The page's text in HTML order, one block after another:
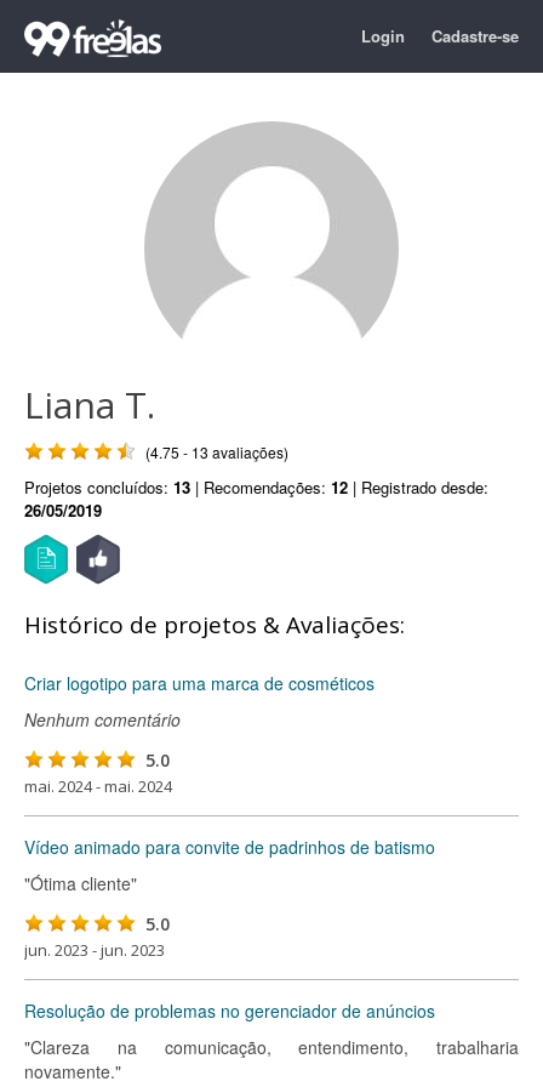
Login Cadastre-se
Liana T.
(4.75 - 13 avaliações)
Projetos concluídos: 13 | Recomendações: 12 | Registrado desde:
26/05/2019
Histórico de projetos & Avaliações:
Criar logotipo para uma marca de cosméticos
Nenhum comentário
5.0
mai. 2024 - mai. 2024
Vídeo animado para convite de padrinhos de batismo
"Ótima cliente"
5.0
jun. 2023 - jun. 2023
Resolução de problemas no gerenciador de anúncios
"Clareza na comunicação, entendimento, trabalharia
novamente."